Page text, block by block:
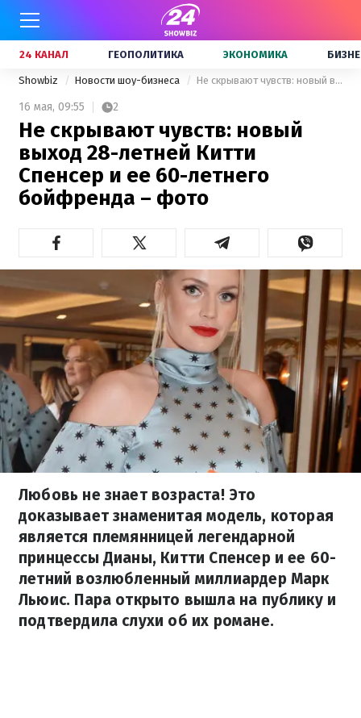
24 КАНАЛ ГЕОПОЛИТИКА ЭКОНОМИКА
Showbiz Новости шоу-бизнеса Не скрывают чувств: новый выход 28-летней Китти Спенсер и ее 60-летнего бойфренда – фото
16 мая, 09:55 2
Не скрывают чувств: новый
выход 28-летней Китти
Спенсер и ее 60-летнего
бойфренда – фото
Любовь не знает возраста! Это
доказывает знаменитая модель, которая
является племянницей легендарной
принцессы Дианы, Китти Спенсер и ее 60-
летний возлюбленный миллиардер Марк
Льюис. Пара открыто вышла на публику и
подтвердила слухи об их романе.